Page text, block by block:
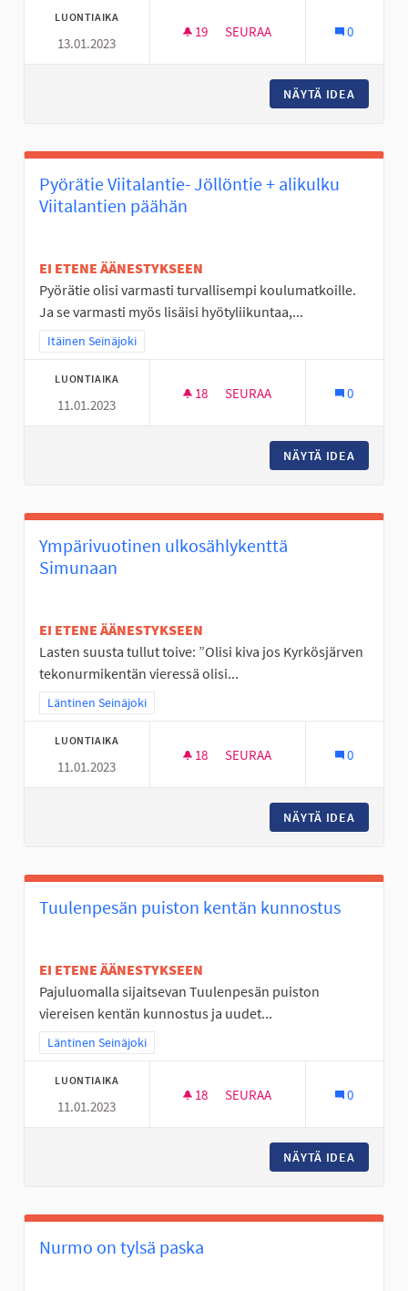
LUONTIAIKA
13.01.2023
19 19 SEURAAJAA
SEURAA 0
NÄYTÄ IDEA
Pyörätie Viitalantie- Jöllöntie + alikulku
Viitalantien päähän
EI ETENE ÄÄNESTYKSEEN
Pyörätie olisi varmasti turvallisempi koulumatkoille.
Ja se varmasti myös lisäisi hyötyliikuntaa,...
Rajaa tulokset teeman mukaan: Itäinen Seinäjoki
Itäinen Seinäjoki
LUONTIAIKA
11.01.2023
18 18 SEURAAJAA
SEURAA 0
NÄYTÄ IDEA
Ympärivuotinen ulkosählykenttä
Simunaan
EI ETENE ÄÄNESTYKSEEN
Lasten suusta tullut toive: ”Olisi kiva jos Kyrkösjärven
tekonurmikentän vieressä olisi...
Rajaa tulokset teeman mukaan: Läntinen Seinäjoki
Läntinen Seinäjoki
LUONTIAIKA
11.01.2023
18 18 SEURAAJAA
SEURAA 0
NÄYTÄ IDEA
Tuulenpesän puiston kentän kunnostus
EI ETENE ÄÄNESTYKSEEN
Pajuluomalla sijaitsevan Tuulenpesän puiston
viereisen kentän kunnostus ja uudet...
Rajaa tulokset teeman mukaan: Läntinen Seinäjoki
Läntinen Seinäjoki
LUONTIAIKA
11.01.2023
18 18 SEURAAJAA
SEURAA 0
NÄYTÄ IDEA
Nurmo on tylsä paska